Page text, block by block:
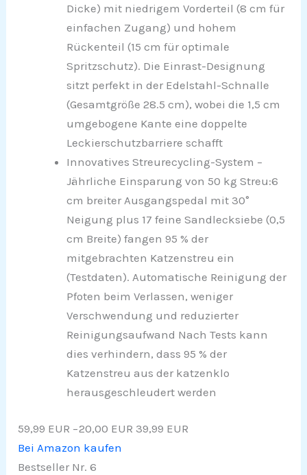
Dicke) mit niedrigem Vorderteil (8 cm für
einfachen Zugang) und hohem
Rückenteil (15 cm für optimale
Spritzschutz). Die Einrast-Designung
sitzt perfekt in der Edelstahl-Schnalle
(Gesamtgröße 28.5 cm), wobei die 1,5 cm
umgebogene Kante eine doppelte
Leckierschutzbarriere schafft
Innovatives Streurecycling-System –
Jährliche Einsparung von 50 kg Streu​:6
cm breiter Ausgangspedal mit 30°
Neigung plus 17 feine Sandlecksiebe (0,5
cm Breite) fangen 95 % der
mitgebrachten Katzenstreu ein
(Testdaten). Automatische Reinigung der
Pfoten beim Verlassen, weniger
Verschwendung und reduzierter
Reinigungsaufwand Nach Tests kann
dies verhindern, dass 95 % der
Katzenstreu aus der katzenklo
herausgeschleudert werden
59,99 EUR −20,00 EUR 39,99 EUR
Bei Amazon kaufen
Bestseller Nr. 6